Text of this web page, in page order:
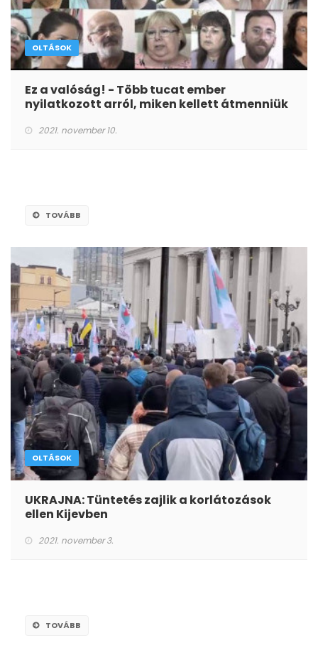
OLTÁSOK
Ez a valóság! - Több tucat ember
nyilatkozott arról, miken kellett átmenniük
2021. november 10.
TOVÁBB
OLTÁSOK
UKRAJNA: Tüntetés zajlik a korlátozások
ellen Kijevben
2021. november 3.
TOVÁBB